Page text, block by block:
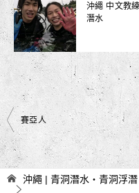
沖繩 中文教
潛水
文
章
導
覽
賽亞人
沖繩 | 青洞潛水・青洞浮